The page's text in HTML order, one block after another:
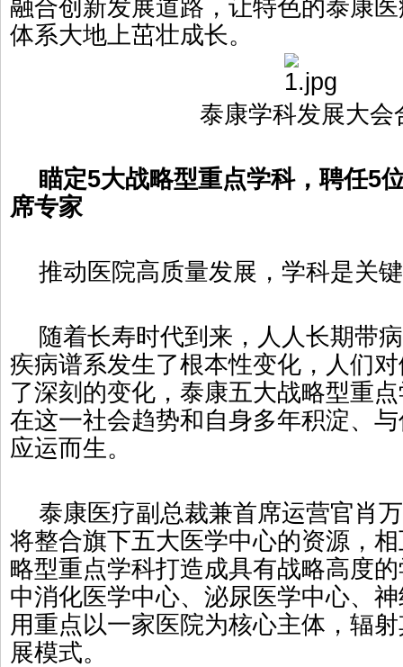
融合创新发展道路，让特色的泰康
体系大地上茁壮成长。
泰康学科发展大会
瞄定5大战略型重点学科，聘任5
席专家
推动医院高质量发展，学科是关
随着长寿时代到来，人人长期带
疾病谱系发生了根本性变化，人们
了深刻的变化，泰康五大战略型重
在这一社会趋势和自身多年积淀、
应运而生。
泰康医疗副总裁兼首席运营官肖
将整合旗下五大医学中心的资源，
略型重点学科打造成具有战略高度
中消化医学中心、泌尿医学中心、
用重点以一家医院为核心主体，辐
展模式。